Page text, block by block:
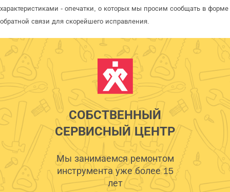
характеристиками - опечатки, о которых мы просим сообщать в форме
обратной связи для скорейшего исправления.
СОБСТВЕННЫЙ
СЕРВИСНЫЙ ЦЕНТР
Мы занимаемся ремонтом
инструмента уже более 15
лет